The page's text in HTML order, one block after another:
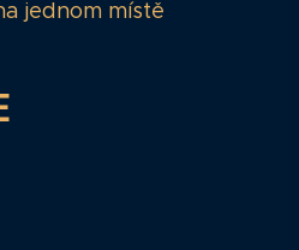
jednom místě